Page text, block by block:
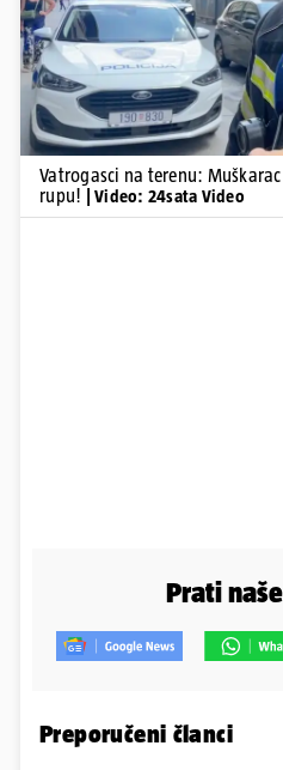
Vatrogasci na terenu:
rupu!
| Video: 24sata Video
Prati
Preporučeni članci